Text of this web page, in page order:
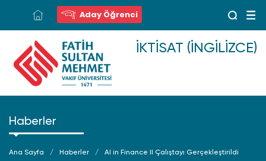
Aday Öğrenci
İKTISAT (İNGILIZCE)
Haberler
Ana Sayfa Haberler AI in Finance II Çalıştayı Gerçekleştirildi